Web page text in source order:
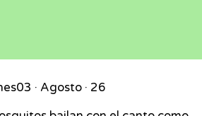
03 · Agosto · 26